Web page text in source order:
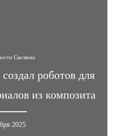
Сколково
роботов для
из композита
2025